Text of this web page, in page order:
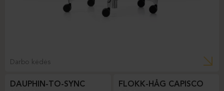
Darbo kėdės
DAUPHIN-TO-SYNC
FLOKK-HÅG CAPISCO